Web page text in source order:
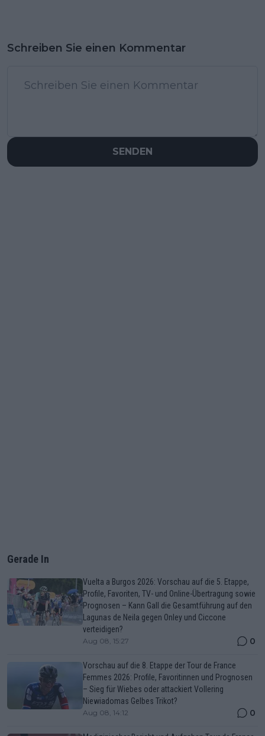
Schreiben Sie einen Kommentar
SENDEN
Gerade In
Vuelta a Burgos 2026: Vorschau auf die 5. Etappe,
Profile, Favoriten, TV- und Online-Übertragung sowie
Prognosen – Kann Gall die Gesamtführung auf den
Lagunas de Neila gegen Onley und Ciccone
verteidigen?
Aug 08, 15:27 0
Vorschau auf die 8. Etappe der Tour de France
Femmes 2026: Profile, Favoritinnen und Prognosen
– Sieg für Wiebes oder attackiert Vollering
Niewiadomas Gelbes Trikot?
Aug 08, 14:12 0